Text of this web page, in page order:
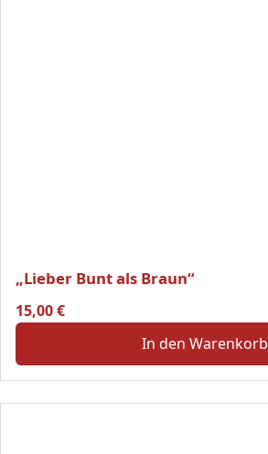
„Lieber Bunt als Braun“
15,00€
In den Warenkorb